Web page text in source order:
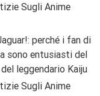
Sugli Anime
perché i fan di
sono entusiasti del
leggendario Kaiju
Sugli Anime